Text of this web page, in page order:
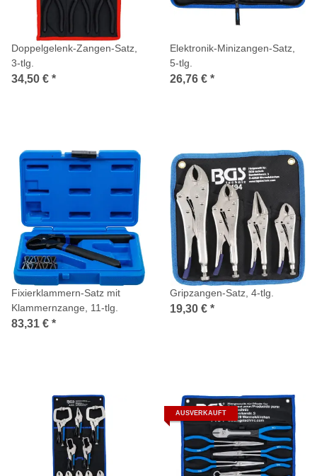
Doppelgelenk-Zangen-Satz,
3-tlg.
34,50 € *
Elektronik-Minizangen-Satz,
5-tlg.
26,76 € *
Fixierklammern-Satz mit
Klammernzange, 11-tlg.
83,31 € *
Gripzangen-Satz, 4-tlg.
19,30 € *
AUSVERKAUFT